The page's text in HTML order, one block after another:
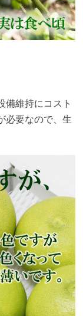
備維持にコスト
必要なので、生